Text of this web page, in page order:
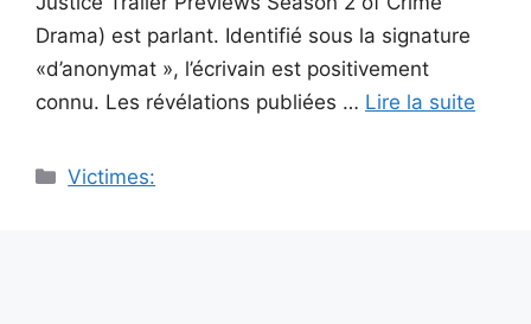
Drama) est parlant. Identifié sous la signature
«d’anonymat », l’écrivain est positivement
connu. Les révélations publiées … Lire la suite
Catégories
Victimes: